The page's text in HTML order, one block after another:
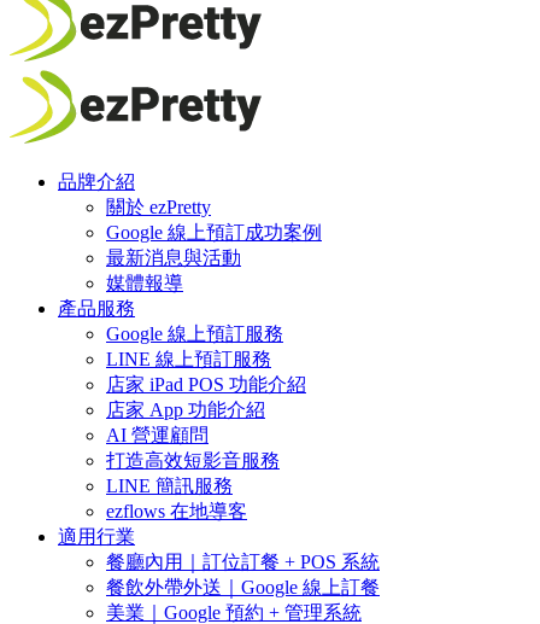
品牌介紹
關於 ezPretty
Google 線上預訂成功案例
最新消息與活動
媒體報導
產品服務
Google 線上預訂服務
LINE 線上預訂服務
店家 iPad POS 功能介紹
店家 App 功能介紹
AI 營運顧問
打造高效短影音服務
LINE 簡訊服務
ezflows 在地導客
適用行業
餐廳內用｜訂位訂餐 + POS 系統
餐飲外帶外送｜Google 線上訂餐
美業｜Google 預約 + 管理系統